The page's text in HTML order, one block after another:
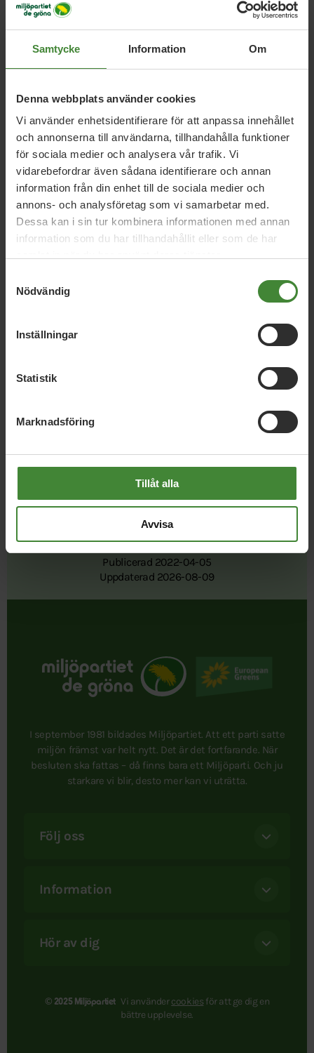
Samtycke Information Om
Denna webbplats använder cookies
Vi använder enhetsidentifierare för att anpassa innehållet
och annonserna till användarna, tillhandahålla funktioner
för sociala medier och analysera vår trafik. Vi
vidarebefordrar även sådana identifierare och annan
information från din enhet till de sociala medier och
annons- och analysföretag som vi samarbetar med.
Dessa kan i sin tur kombinera informationen med annan
information som du har tillhandahållit eller som de har
Nödvändig
Inställningar
Statistik
Marknadsföring
Tillåt alla
Avvisa
Sjöholm
Kommunfullmäktige
Kävlinge
Anders Sjöholm
Dela denna sida och hjälp oss
Publicerad 2022-04-05
Uppdaterad 2026-08-09
I september 1981 bildades Miljöpartiet. Att ett parti satte
miljön främst var helt nytt. Det är det fortfarande. När
besluten ska fattas – då finns bara ett Miljöparti. Och ju
starkare vi blir, desto mer kan vi uträtta.
Följ oss
Information
Hör av dig
© 2025 Miljöpartiet Vi användercookies för att ge dig en
bättre upplevelse.